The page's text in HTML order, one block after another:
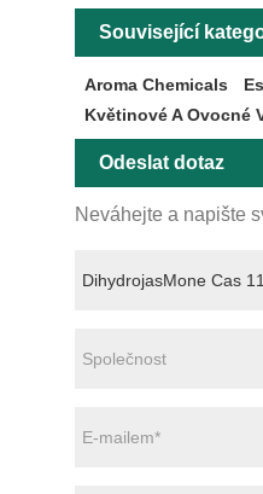
Související
Aroma Chemicals
Květinové A Ovocné
Odeslat dotaz
Neváhejte a napište